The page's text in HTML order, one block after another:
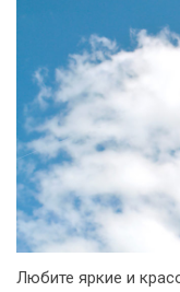
Любите яркие и